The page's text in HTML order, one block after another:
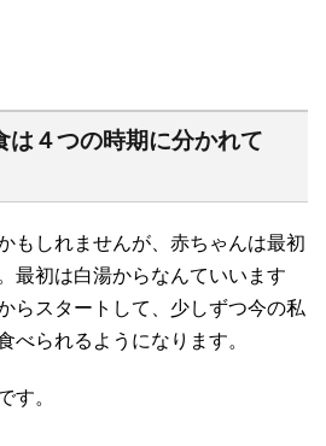
は４つの時期に分かれて
もしれませんが、赤ちゃんは最初
最初は白湯からなんていいます
らスタートして、少しずつ今の私
べられるようになります。
す。